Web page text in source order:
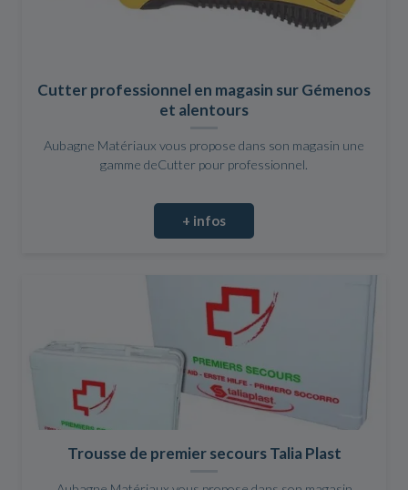
Cutter professionnel en magasin sur Gémenos
et alentours
Aubagne Matériaux vous propose dans son magasin une
gamme deCutter pour professionnel.
+ infos
Trousse de premier secours Talia Plast